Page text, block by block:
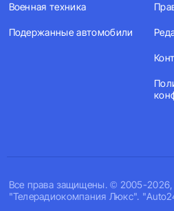
Все права защищены. © 2005-
"Телерадиокомпания Люкс".
Военная техника
Подержанные автомобили